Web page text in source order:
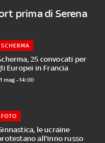
prima di Serena
25 convocati per
Europei in Francia
SCHERMA
mag - 14:00
le ucraine
all'inno russo
FOTO